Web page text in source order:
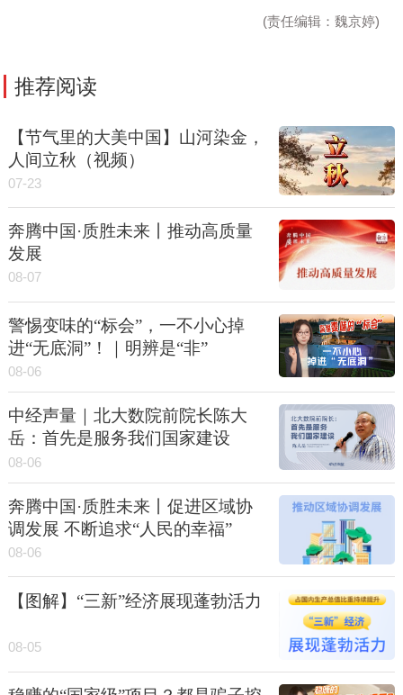
(责任编辑：魏京婷)
推荐阅读
【节气里的大美中国】山河染金，
人间立秋（视频）
07-23
奔腾中国·质胜未来丨推动高质量
发展
08-07
警惕变味的“标会”，一不小心掉
进“无底洞”！｜明辨是“非”
08-06
中经声量｜北大数院前院长陈大
岳：首先是服务我们国家建设
08-06
奔腾中国·质胜未来丨促进区域协
调发展 不断追求“人民的幸福”
08-06
【图解】“三新”经济展现蓬勃活力
08-05